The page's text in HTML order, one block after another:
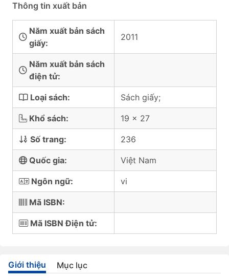
Thông tin xuất bản
Năm xuất bản sách
giấy:
2011
Năm xuất bản sách
điện tử:
Loại sách: Sách giấy;
Khổ sách: 19 x 27
Số trang: 236
Quốc gia: Việt Nam
Ngôn ngữ: vi
Mã ISBN:
Mã ISBN Điện tử:
Giới thiệu Mục lục